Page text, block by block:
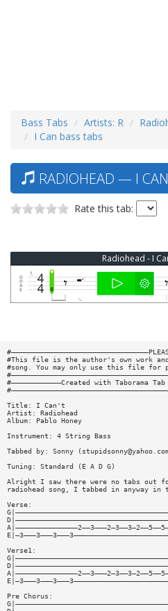
Bass Tabs Artists: R
I Can bass tabs
RADIOHEAD — I
Rate this tab:
Radiohead - I
#This file is the author's own work
#song. You may only use this file for
#————————————Created with Taborama Tab
Title: I Can't
Artist: Radiohead
Album: Pablo Honey
Instrument: 4 String Bass
Tabbed by: Sonny (
Tuning: Standard (E A D G)
Alright I saw there were no tabs out
radiohead song, I tabbed in anyway
Verse:
Verse1:
Pre Chorus: